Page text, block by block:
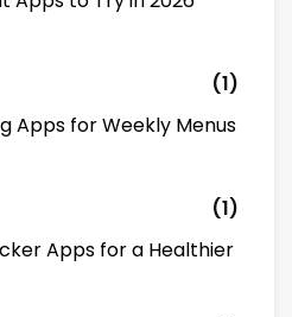
(1)
Apps for Weekly Menus
(1)
Apps for a Healthier